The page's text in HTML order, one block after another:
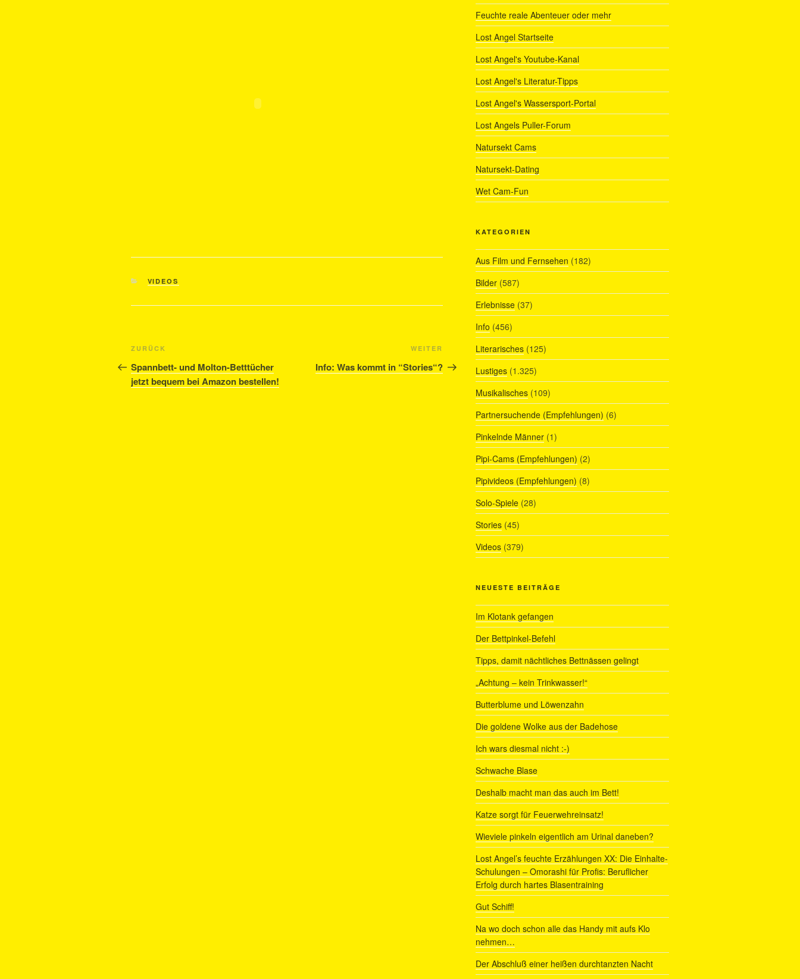
KATEGORIEN
VIDEOS
Beitragsnavigation
Vorheriger
Beitrag
ZURÜCK
Spannbett- und Molton-Betttücher
jetzt bequem bei Amazon bestellen!
Nächster
Beitrag
WEITER
Info: Was kommt in “Stories“?
Feuchte reale Abenteuer oder mehr
Lost Angel Startseite
Lost Angel's Youtube-Kanal
Lost Angel's Literatur-Tipps
Lost Angel's Wassersport-Portal
Lost Angels Puller-Forum
Natursekt Cams
Natursekt-Dating
Wet Cam-Fun
KATEGORIEN
Aus Film und Fernsehen (182)
Bilder(587)
Erlebnisse(37)
Info (456)
Literarisches(125)
Lustiges(1.325)
Musikalisches(109)
Partnersuchende (Empfehlungen) (6)
Pinkelnde Männer(1)
Pipi-Cams (Empfehlungen) (2)
Pipivideos (Empfehlungen) (8)
Solo-Spiele(28)
Stories(45)
Videos(379)
NEUESTE BEITRÄGE
Im Klotank gefangen
Der Bettpinkel-Befehl
Tipps, damit nächtliches Bettnässen gelingt
„Achtung – kein Trinkwasser!“
Butterblume und Löwenzahn
Die goldene Wolke aus der Badehose
Ich wars diesmal nicht :-)
Schwache Blase
Deshalb macht man das auch im Bett!
Katze sorgt für Feuerwehreinsatz!
Wieviele pinkeln eigentlich am Urinal daneben?
Lost Angel’s feuchte Erzählungen XX: Die Einhalte-
Schulungen – Omorashi für Profis: Beruflicher
Erfolg durch hartes Blasentraining
Gut Schiff!
Na wo doch schon alle das Handy mit aufs Klo
nehmen…
Der Abschluß einer heißen durchtanzten Nacht